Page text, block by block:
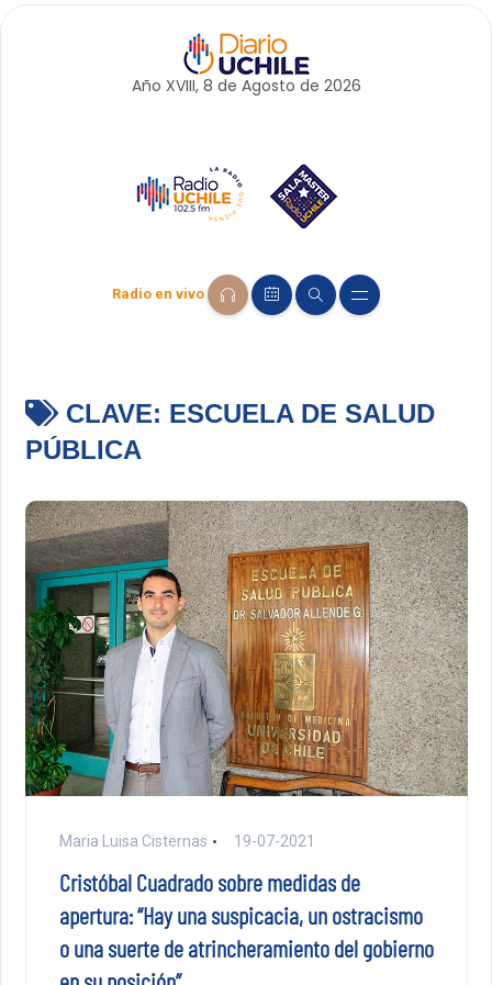
Año XVIII, 8 de Agosto de 2026
Radio en vivo
CLAVE: ESCUELA DE SALUD
PÚBLICA
Maria Luisa Cisternas 19-07-2021
Cristóbal Cuadrado sobre medidas de
apertura: “Hay una suspicacia, un ostracismo
o una suerte de atrincheramiento del gobierno